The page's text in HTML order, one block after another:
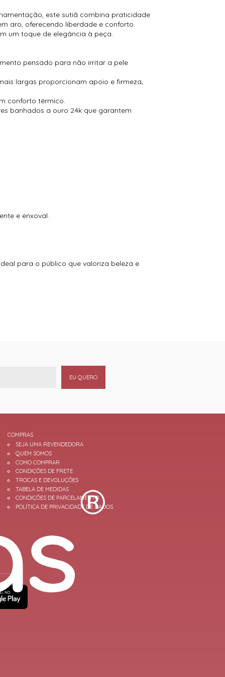
este sutiã combina praticidade
aro, oferecendo liberdade e conforto
um toque de elegância à peça.
pensado para não irritar a pele
largas proporcionam apoio e firmeza,
conforto térmico.
banhados a ouro 24k que garantem
e enxoval.
para o público que valoriza beleza e
EU QUERO
COMPRAS
SEJA UMA REVENDEDORA
QUEM SOMOS
COMO COMPRAR
CONDIÇÕES DE FRETE
TROCAS E DEVOLUÇÕES
TABELA DE MEDIDAS
CONDIÇÕES DE PARCELAMENTO
POLÍTICA DE PRIVACIDADE DE DADOS